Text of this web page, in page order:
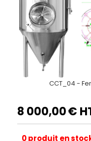
CCT_04 -
8 000,00€
0 produit en